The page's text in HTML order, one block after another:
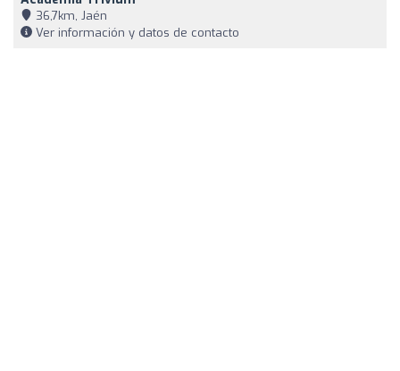
36,7km, Jaén
Ver información y datos de contacto